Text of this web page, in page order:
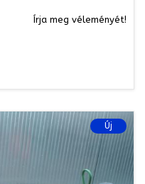
Írja meg véleményét!
Új